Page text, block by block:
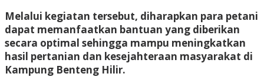
Melalui kegiatan tersebut, diharapkan para petani
dapat memanfaatkan bantuan yang diberikan
secara optimal sehingga mampu meningkatkan
hasil pertanian dan kesejahteraan masyarakat di
Kampung Benteng Hilir.